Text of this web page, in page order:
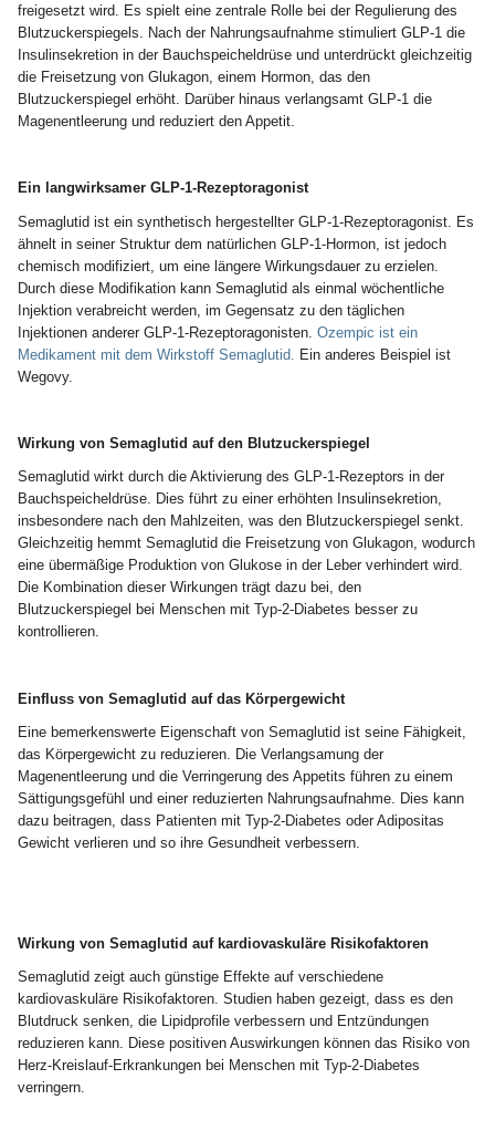
freigesetzt wird. Es spielt eine zentrale Rolle bei der Regulierung des
Blutzuckerspiegels. Nach der Nahrungsaufnahme stimuliert GLP-1 die
Insulinsekretion in der Bauchspeicheldrüse und unterdrückt gleichzeitig
die Freisetzung von Glukagon, einem Hormon, das den
Blutzuckerspiegel erhöht. Darüber hinaus verlangsamt GLP-1 die
Magenentleerung und reduziert den Appetit.
Ein langwirksamer GLP-1-Rezeptoragonist
Semaglutid ist ein synthetisch hergestellter GLP-1-Rezeptoragonist. Es
ähnelt in seiner Struktur dem natürlichen GLP-1-Hormon, ist jedoch
chemisch modifiziert, um eine längere Wirkungsdauer zu erzielen.
Durch diese Modifikation kann Semaglutid als einmal wöchentliche
Injektion verabreicht werden, im Gegensatz zu den täglichen
Injektionen anderer GLP-1-Rezeptoragonisten. Ozempic ist ein
Medikament mit dem Wirkstoff Semaglutid. Ein anderes Beispiel ist
Wegovy.
Wirkung von Semaglutid auf den Blutzuckerspiegel
Semaglutid wirkt durch die Aktivierung des GLP-1-Rezeptors in der
Bauchspeicheldrüse. Dies führt zu einer erhöhten Insulinsekretion,
insbesondere nach den Mahlzeiten, was den Blutzuckerspiegel senkt.
Gleichzeitig hemmt Semaglutid die Freisetzung von Glukagon, wodurch
eine übermäßige Produktion von Glukose in der Leber verhindert wird.
Die Kombination dieser Wirkungen trägt dazu bei, den
Blutzuckerspiegel bei Menschen mit Typ-2-Diabetes besser zu
kontrollieren.
Einfluss von Semaglutid auf das Körpergewicht
Eine bemerkenswerte Eigenschaft von Semaglutid ist seine Fähigkeit,
das Körpergewicht zu reduzieren. Die Verlangsamung der
Magenentleerung und die Verringerung des Appetits führen zu einem
Sättigungsgefühl und einer reduzierten Nahrungsaufnahme. Dies kann
dazu beitragen, dass Patienten mit Typ-2-Diabetes oder Adipositas
Gewicht verlieren und so ihre Gesundheit verbessern.
Wirkung von Semaglutid auf kardiovaskuläre Risikofaktoren
Semaglutid zeigt auch günstige Effekte auf verschiedene
kardiovaskuläre Risikofaktoren. Studien haben gezeigt, dass es den
Blutdruck senken, die Lipidprofile verbessern und Entzündungen
reduzieren kann. Diese positiven Auswirkungen können das Risiko von
Herz-Kreislauf-Erkrankungen bei Menschen mit Typ-2-Diabetes
verringern.